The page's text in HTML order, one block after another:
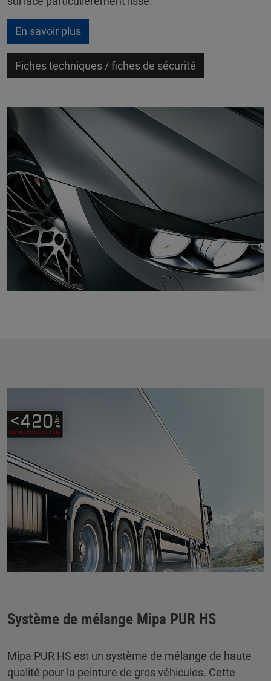
En savoir plus
Fiches techniques / fiches de sécurité
Système de mélange Mipa PUR HS
Mipa PUR HS est un système de mélange de haute
qualité pour la peinture de gros véhicules. Cette